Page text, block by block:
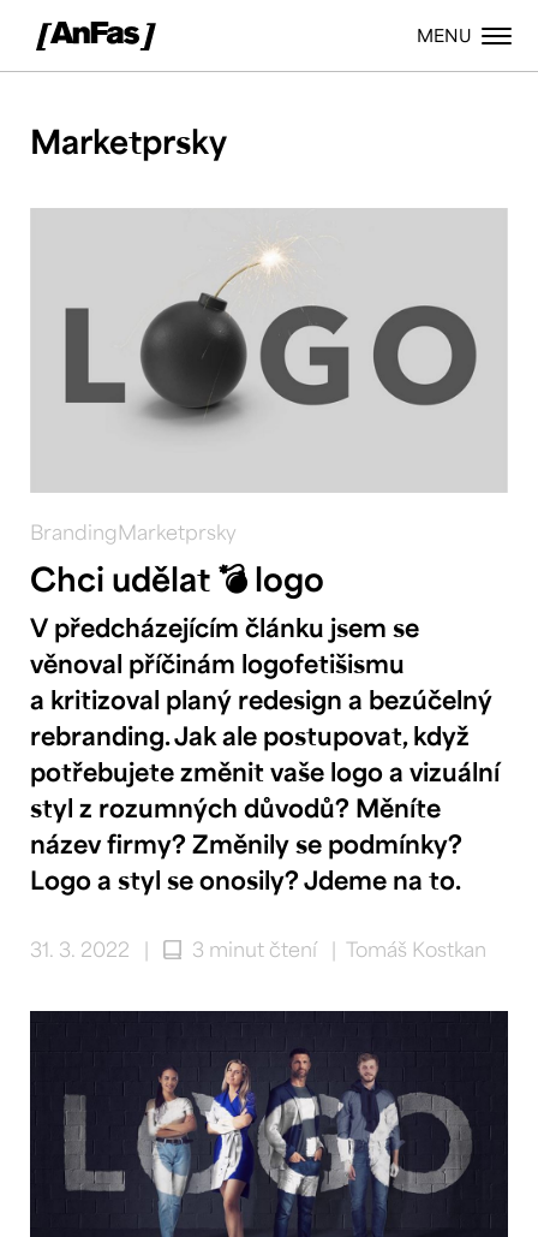
MENU
Marketprsky
BrandingMarketprsky
Chci udělat 💣 logo
V předcházejícím článku jsem se
věnoval příčinám logofetišismu
a kritizoval planý redesign a bezúčelný
rebranding. Jak ale postupovat, když
potřebujete změnit vaše logo a vizuální
styl z rozumných důvodů? Měníte
název firmy? Změnily se podmínky?
Logo a styl se onosily? Jdeme na to.
31. 3. 2022 | 3 minut čtení | Tomáš Kostkan